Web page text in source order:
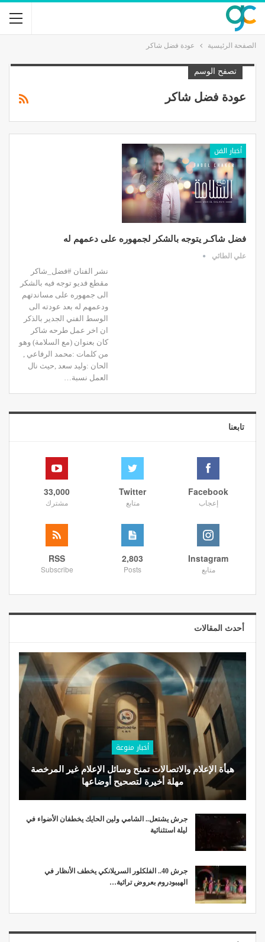
الصفحة الرئيسية عودة فضل شاكر
تصفح الوسم
عودة فضل شاكر
أخبار الفن
فضل شاكـر يتوجه بالشكر لجمهوره على دعمهم له
علي الطائي
نشر الفنان #فضل_شاكر
مقطع فديو توجه فيه بالشكر
الى جمهوره على مساندتهم
ودعمهم له بعد عودته الى
الوسط الفني الجدير بالذكر
ان اخر عمل طرحه شاكر
كان بعنوان (مع السلامة) وهو
من كلمات :محمد الرفاعي ,
الحان :وليد سعد ,حيث نال
العمل نسبة…
تابعنا
Facebook
إعجاب
Twitter
متابع
33,000
مشترك
Instagram
متابع
2,803
Posts
RSS
Subscribe
أحدث المقالات
أخبار منوعة
هيأة الإعلام والاتصالات تمنح وسائل الإعلام غير المرخصة
مهلة أخيرة لتصحيح أوضاعها
جرش يشتعل.. الشامي ولين الحايك يخطفان الأضواء في
ليلة استثنائية
جرش 40.. الفلكلور السريلانكي يخطف الأنظار في
الهيبودروم بعروض تراثية…